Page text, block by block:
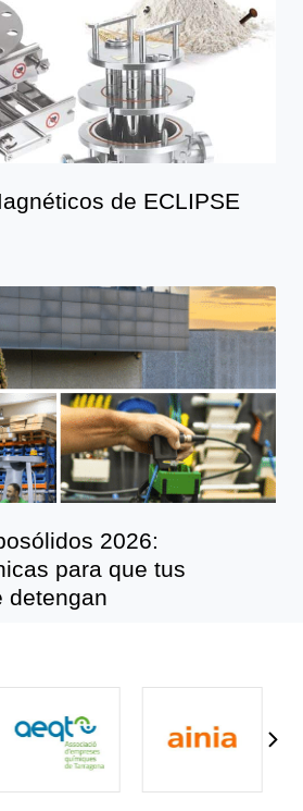
de ECLIPSE
2026:
para que tus
detengan